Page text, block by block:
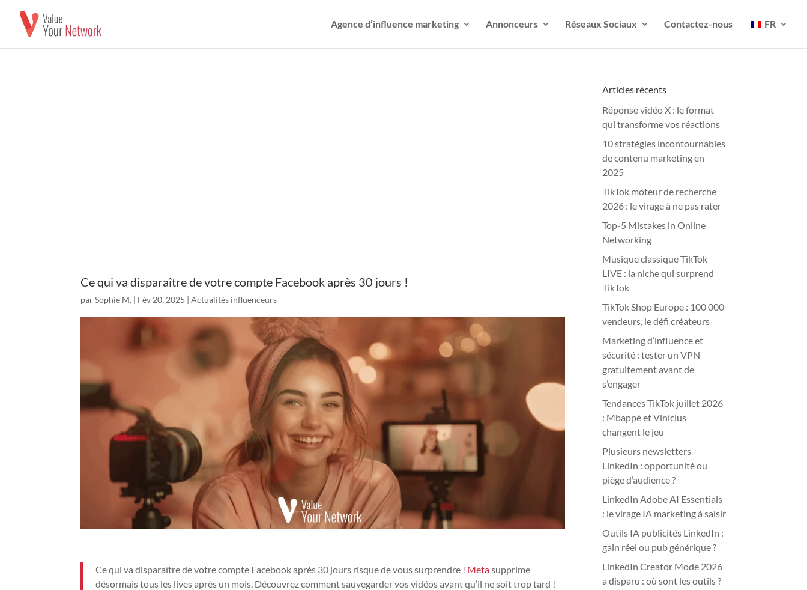
Agence d’influence marketing Annonceurs Réseaux Sociaux Contactez-nous FR
Ce qui va disparaître de votre compte Facebook après 30 jours !
parSophie M. | Fév 20, 2025 |Actualités influenceurs
Ce qui va disparaître de votre compte Facebook après 30 jours risque de vous surprendre ! Metasupprime
désormais tous les lives après un mois. Découvrez comment sauvegarder vos vidéos avant qu’il ne soit trop tard !
Articles récents
Réponse vidéo X : le format
qui transforme vos réactions
10 stratégies incontournables
de contenu marketing en
2025
TikTok moteur de recherche
2026 : le virage à ne pas rater
Top-5 Mistakes in Online
Networking
Musique classique TikTok
LIVE : la niche qui surprend
TikTok
TikTok Shop Europe : 100 000
vendeurs, le défi créateurs
Marketing d’influence et
sécurité : tester un VPN
gratuitement avant de
s’engager
Tendances TikTok juillet 2026
: Mbappé et Vinícius
changent le jeu
Plusieurs newsletters
LinkedIn : opportunité ou
piège d’audience ?
LinkedIn Adobe AI Essentials
: le virage IA marketing à saisir
Outils IA publicités LinkedIn :
gain réel ou pub générique ?
LinkedIn Creator Mode 2026
a disparu : où sont les outils ?